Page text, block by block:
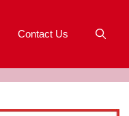
Contact Us